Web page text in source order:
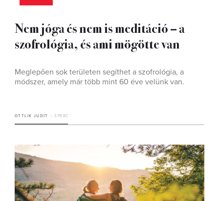
Nem jóga és nem is meditáció – a
szofrológia, és ami mögötte van
Meglepően sok területen segíthet a szofrológia, a
módszer, amely már több mint 60 éve velünk van.
OTTLIK JUDIT 5 PERC